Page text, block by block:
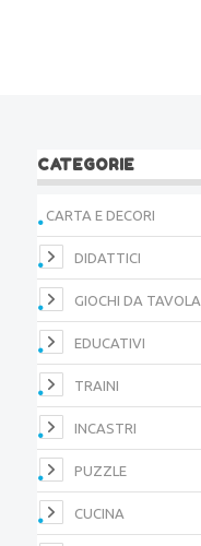
CATEGORIE
CARTA E DECORI
DIDATTICI
GIOCHI DA TAVOLA
EDUCATIVI
TRAINI
INCASTRI
PUZZLE
CUCINA